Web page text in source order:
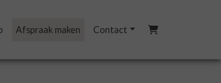
Afspraak maken Contact